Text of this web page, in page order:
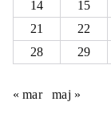
14
15
21
22
28
29
« mar maj »